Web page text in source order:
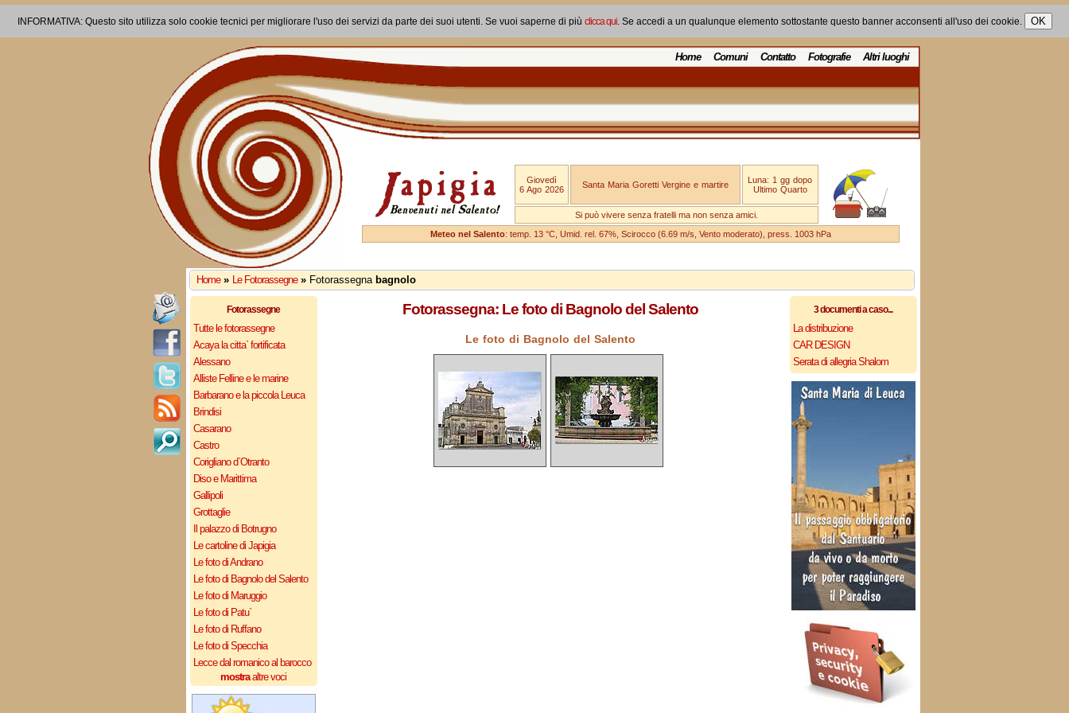
INFORMATIVA: Questo sito utilizza solo cookie tecnici per migliorare l'uso dei servizi da parte dei suoi utenti. Se vuoi saperne di più clicca qui. Se accedi a un qualunque elemento sottostante questo banner acconsenti all'uso dei cookie.
Home Comuni Contatto Fotografie Altri luoghi
Giovedì
6 Ago 2026
Santa Maria Goretti Vergine e martire
Luna: 1 gg dopo
Ultimo Quarto
Si può vivere senza fratelli ma non senza amici.
Meteo nel Salento: temp. 13 °C, Umid. rel. 67%, Scirocco (6.69 m/s, Vento moderato), press. 1003 hPa
Home » Le Fotorassegne » Fotorassegna bagnolo
Fotorassegne
Tutte le fotorassegne
Acaya la citta` fortificata
Alessano
Alliste Felline e le marine
Barbarano e la piccola Leuca
Brindisi
Casarano
Castro
Corigliano d`Otranto
Diso e Marittima
Gallipoli
Grottaglie
Il palazzo di Botrugno
Le cartoline di Japigia
Le foto di Andrano
Le foto di Bagnolo del Salento
Le foto di Maruggio
Le foto di Patu`
Le foto di Ruffano
Le foto di Specchia
Lecce dal romanico al barocco
mostraaltre voci
Fotorassegna: Le foto di Bagnolo del Salento
Le foto di Bagnolo del Salento
3 documenti a caso...
La distribuzione
CAR DESIGN
Serata di allegria Shalom